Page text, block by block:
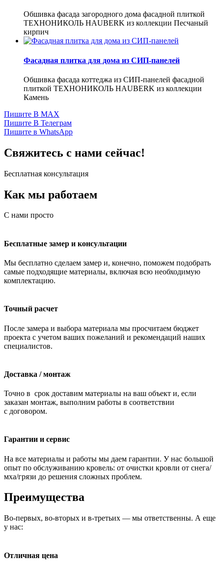
Обшивка фасада загородного дома фасадной плиткой
ТЕХНОНИКОЛЬ HAUBERK из коллекции Песчаный
кирпич
Фасадная плитка для дома из СИП-панелей
Обшивка фасада коттеджа из СИП-панелей фасадной
плиткой ТЕХНОНИКОЛЬ HAUBERK из коллекции
Камень
Пишите В MAX
Пишите В Телеграм
Пишите в WhatsApp
Свяжитесь с нами сейчас!
Бесплатная консультация
Как мы работаем
С нами просто
Бесплатные замер и консультации
Мы бесплатно сделаем замер и, конечно, поможем подобрать
самые подходящие материалы, включая всю необходимую
комплектацию.
Точный расчет
После замера и выбора материала мы просчитаем бюджет
проекта с учетом ваших пожеланий и рекомендаций наших
специалистов.
Доставка / монтаж
Точно в срок доставим материалы на ваш объект и, если
заказан монтаж, выполним работы в соответствии
с договором.
Гарантии и сервис
На все материалы и работы мы даем гарантии. У нас большой
опыт по обслуживанию кровель: от очистки кровли от снега/
мха/грязи до решения сложных проблем.
Преимущества
Во-первых, во-вторых и в-третьих — мы ответственны. А еще
у нас:
Отличная цена